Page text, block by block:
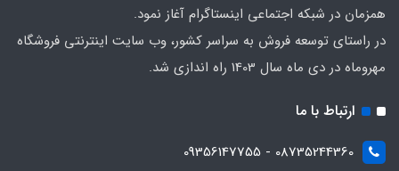
همزمان در شبکه اجتماعی اینستاگرام آغاز نمود.
در راستای توسعه فروش به سراسر کشور، وب سایت اینترنتی فروشگاه
مهروماه در دی ماه سال 1403 راه اندازی شد.
ارتباط با ما
08735244360 - 09356147755